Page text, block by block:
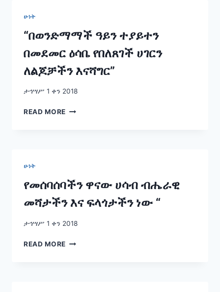
ትውልድ
የሚጠበቅ
ይሆናል
ሁነት
“በወንድማማች ዓይን ተያይተን
በመደመር ዕሳቤ የበለጸገች ሀገርን
ለልጆቻችን እናሻግር”
ታኅሣሥ 1 ቀን 2018
READ MORE “በወንድማማች
ለልጆቻችን
እናሻግር”
ሁነት
የመሰባሰባችን ዋናው ሀሳብ ብሔራዊ
መሻታችን እና ፍላጎታችን ነው “
ታኅሣሥ 1 ቀን 2018
READ MORE የመሰባሰባችን